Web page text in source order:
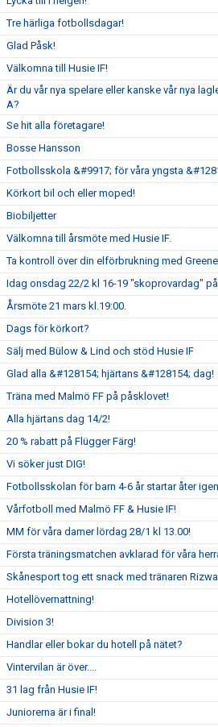
Tre härliga fotbollsdagar!
Glad Påsk!
Välkomna till Husie IF!
Är du vår nya spelare eller kanske vår nya
A?
Se hit alla företagare!
Bosse Hansson
Fotbollsskola &#9917; för våra yngsta
Körkort bil och eller moped!
Biobiljetter
Välkomna till årsmöte med Husie IF.
Ta kontroll över din elförbrukning med
Idag onsdag 22/2 kl 16-19 "skoprovardag" på
Årsmöte 21 mars kl.19:00.
Dags för körkort?
Sälj med Bülow & Lind och stöd Husie IF
Glad alla &#128154; hjärtans &#128154; dag!
Träna med Malmö FF på påsklovet!
Alla hjärtans dag 14/2!
20 % rabatt på Flügger Färg!
Vi söker just DIG!
Fotbollsskolan för barn 4-6 år startar åter
Vårfotboll med Malmö FF & Husie IF!
MM för våra damer lördag 28/1 kl 13.00!
Första träningsmatchen avklarad för våra
Skånesport tog ett snack med tränaren
Hotellövernattning!
Division 3!
Handlar eller bokar du hotell på nätet?
Vintervilan är över....
31 lag från Husie IF!
Juniorerna är i final!